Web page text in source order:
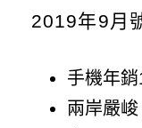
2019年9月
手機年
兩岸嚴